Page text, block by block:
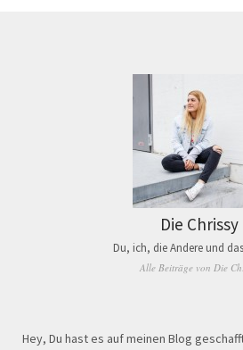
Die Chrissy
Du, ich, die Andere und
Alle Beiträge von Die
Hey, Du hast es auf meinen Blog